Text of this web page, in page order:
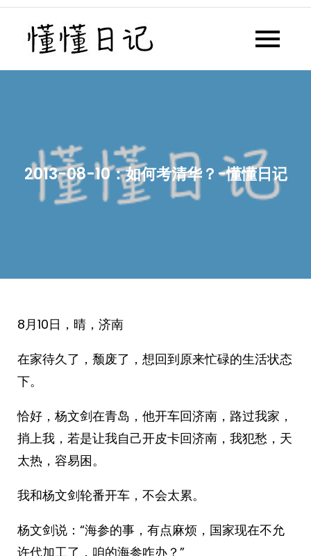
Skip
content
懂懂日记网每天同步更新懂懂学
2013-08-10：如何考清华？-懂懂日记
8月10日，晴，济南
在家待久了，颓废了，想回到原来忙碌的生活状态
下。
恰好，杨文剑在青岛，他开车回济南，路过我家，
捎上我，若是让我自己开皮卡回济南，我犯愁，天
太热，容易困。
我和杨文剑轮番开车，不会太累。
杨文剑说：“海参的事，有点麻烦，国家现在不允
许代加工了，咱的海参咋办？”